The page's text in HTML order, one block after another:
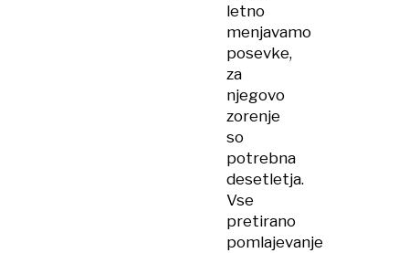
letno
menjavamo
posevke,
za
njegovo
zorenje
so
potrebna
desetletja.
Vse
pretirano
pomlajevanje